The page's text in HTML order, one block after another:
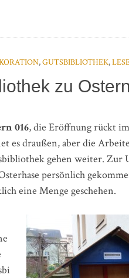
,GUTSBIBLIOTHEK,
zu Ostern
016, die Eröffnung rückt
es draußen, aber die
gehen weiter. Zur
persönlich
eine Menge geschehen.